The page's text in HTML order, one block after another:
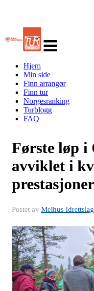
navigasjon
Hjem
Min side
Finn arrangør
Finn tur
Norgesranking
Turblogg
FAQ
Første løp i
avviklet i
Postet av Melhus Idrettslag